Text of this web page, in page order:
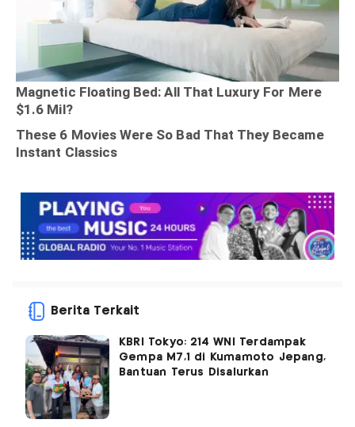
Berita Terkait
KBRI Tokyo: 214 WNI Terdampak
Gempa M7,1 di Kumamoto Jepang,
Bantuan Terus Disalurkan